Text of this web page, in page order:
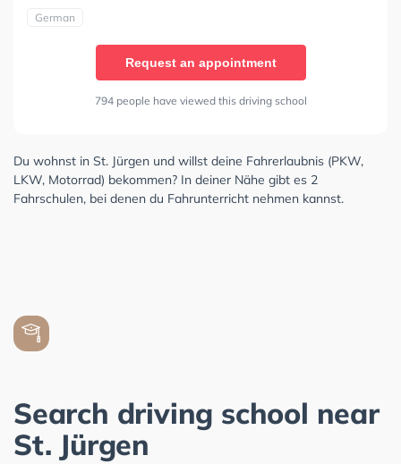
German
Request an appointment
794 people have viewed this driving school
Du wohnst in St. Jürgen und willst deine Fahrerlaubnis (PKW,
LKW, Motorrad) bekommen? In deiner Nähe gibt es 2
Fahrschulen, bei denen du Fahrunterricht nehmen kannst.
Search driving school near
St. Jürgen